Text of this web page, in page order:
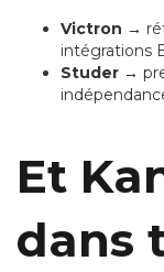
Victron →
intégrations
Studer →
Et
dans